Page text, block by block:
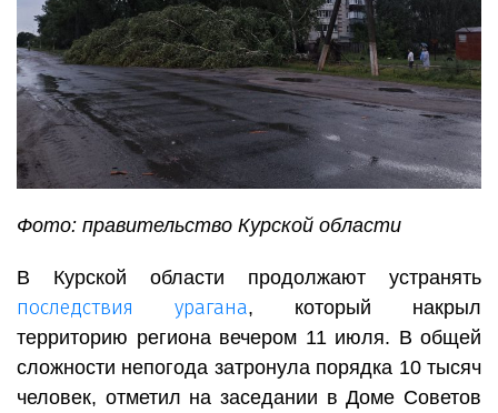
Фото: правительство Курской области
В Курской области продолжают устранять
последствия урагана, который накрыл
территорию региона вечером 11 июля. В общей
сложности непогода затронула порядка 10 тысяч
человек, отметил на заседании в Доме Советов